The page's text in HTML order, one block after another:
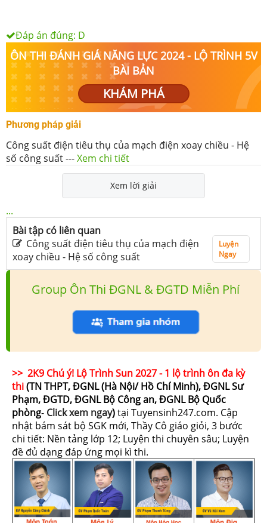
Đáp án đúng: D
ÔN THI ĐÁNH GIÁ NĂNG LỰC 2024 - LỘ TRÌNH 5V
BÀI BẢN
KHÁM PHÁ
Phương pháp giải
Công suất điện tiêu thụ của mạch điện xoay chiều - Hệ
số công suất---Xem chi tiết
Xem lời giải
...
Bài tập có liên quan
Công suất điện tiêu thụ của mạch điện
xoay chiều - Hệ số công suất
Luyện
Ngay
Group Ôn Thi ĐGNL & ĐGTD Miễn Phí
>> 2K9 Chú ý! Lộ Trình Sun 2027 - 1 lộ trình ôn đa kỳ
thi(TN THPT, ĐGNL (Hà Nội/ Hồ Chí Minh), ĐGNL Sư
Phạm, ĐGTD, ĐGNL Bộ Công an, ĐGNL Bộ Quốc
phòng- Click xem ngay)tại Tuyensinh247.com. Cập
nhật bám sát bộ SGK mới, Thầy Cô giáo giỏi, 3 bước
chi tiết: Nền tảng lớp 12; Luyện thi chuyên sâu; Luyện
đề đủ dạng đáp ứng mọi kì thi.